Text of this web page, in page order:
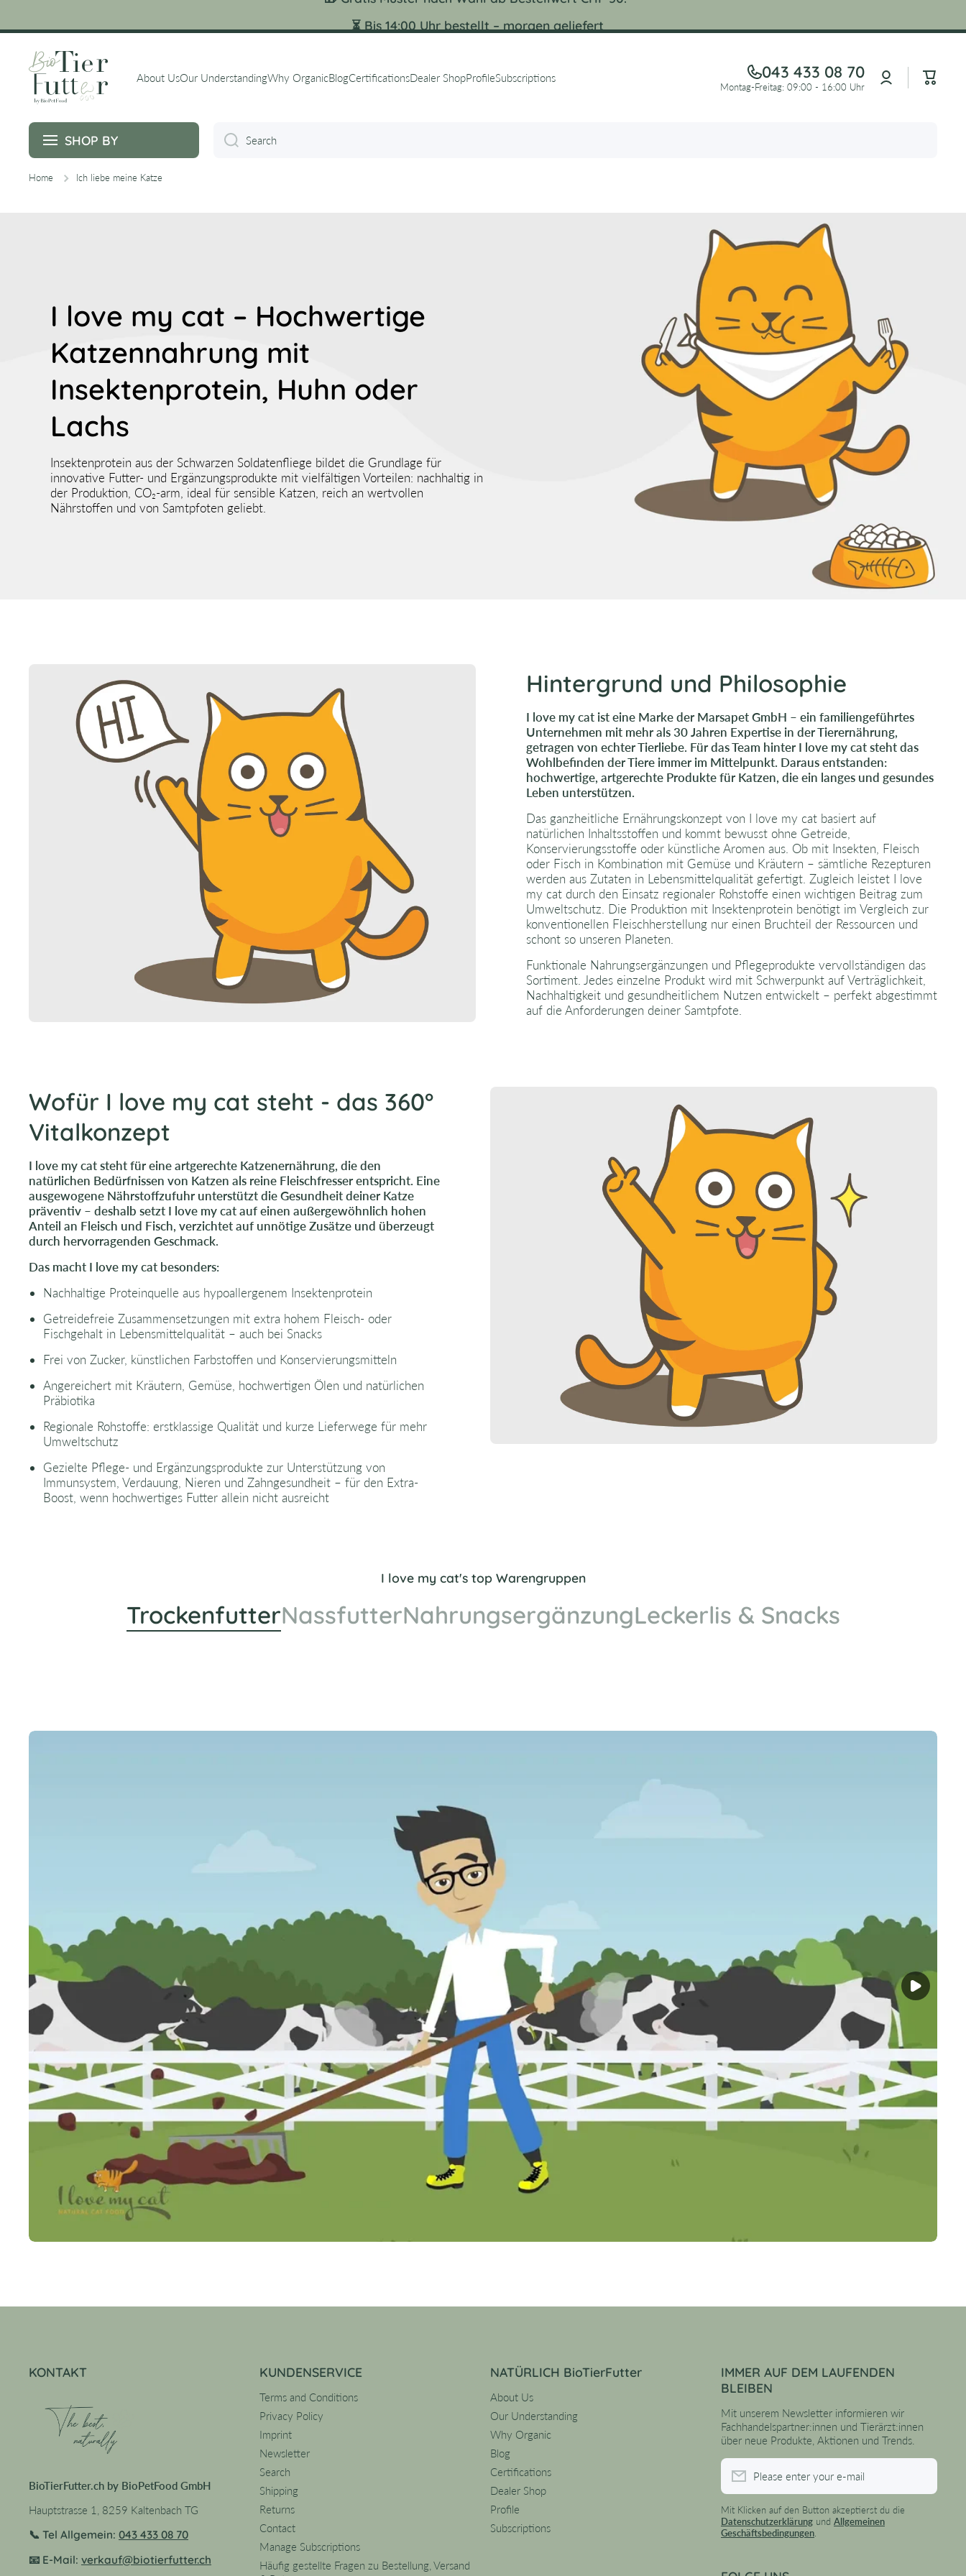
About UsOur UnderstandingWhy OrganicBlogCertificationsDealer ShopProfileSubscriptions 043 433 08 70
Montag-Freitag: 09:00 - 16:00 Uhr
Log
in
Cart
SHOP BY Search
Home Ich liebe meine Katze
I love my cat – Hochwertige
Katzennahrung mit
Insektenprotein, Huhn oder
Lachs
Insektenprotein aus der Schwarzen Soldatenfliege bildet die Grundlage für
innovative Futter- und Ergänzungsprodukte mit vielfältigen Vorteilen: nachhaltig in
der Produktion, CO₂-arm, ideal für sensible Katzen, reich an wertvollen
Nährstoffen und von Samtpfoten geliebt.
Hintergrund und Philosophie
I love my cat ist eine Marke der Marsapet GmbH – ein familiengeführtes
Unternehmen mit mehr als 30 Jahren Expertise in der Tierernährung,
getragen von echter Tierliebe. Für das Team hinter I love my cat steht das
Wohlbefinden der Tiere immer im Mittelpunkt. Daraus entstanden:
hochwertige, artgerechte Produkte für Katzen, die ein langes und gesundes
Leben unterstützen.
Das ganzheitliche Ernährungskonzept von I love my cat basiert auf
natürlichen Inhaltsstoffen und kommt bewusst ohne Getreide,
Konservierungsstoffe oder künstliche Aromen aus. Ob mit Insekten, Fleisch
oder Fisch in Kombination mit Gemüse und Kräutern – sämtliche Rezepturen
werden aus Zutaten in Lebensmittelqualität gefertigt. Zugleich leistet I love
my cat durch den Einsatz regionaler Rohstoffe einen wichtigen Beitrag zum
Umweltschutz. Die Produktion mit Insektenprotein benötigt im Vergleich zur
konventionellen Fleischherstellung nur einen Bruchteil der Ressourcen und
schont so unseren Planeten.
Funktionale Nahrungsergänzungen und Pflegeprodukte vervollständigen das
Sortiment. Jedes einzelne Produkt wird mit Schwerpunkt auf Verträglichkeit,
Nachhaltigkeit und gesundheitlichem Nutzen entwickelt – perfekt abgestimmt
auf die Anforderungen deiner Samtpfote.
Wofür I love my cat steht - das 360°
Vitalkonzept
I love my cat steht für eine artgerechte Katzenernährung, die den
natürlichen Bedürfnissen von Katzen als reine Fleischfresser entspricht. Eine
ausgewogene Nährstoffzufuhr unterstützt die Gesundheit deiner Katze
präventiv – deshalb setzt I love my cat auf einen außergewöhnlich hohen
Anteil an Fleisch und Fisch, verzichtet auf unnötige Zusätze und überzeugt
durch hervorragenden Geschmack.
Das macht I love my cat besonders:
Nachhaltige Proteinquelle aus hypoallergenem Insektenprotein
Getreidefreie Zusammensetzungen mit extra hohem Fleisch- oder
Fischgehalt in Lebensmittelqualität – auch bei Snacks
Frei von Zucker, künstlichen Farbstoffen und Konservierungsmitteln
Angereichert mit Kräutern, Gemüse, hochwertigen Ölen und natürlichen
Präbiotika
Regionale Rohstoffe: erstklassige Qualität und kurze Lieferwege für mehr
Umweltschutz
Gezielte Pflege- und Ergänzungsprodukte zur Unterstützung von
Immunsystem, Verdauung, Nieren und Zahngesundheit – für den Extra-
Boost, wenn hochwertiges Futter allein nicht ausreicht
I love my cat's top Warengruppen
TrockenfutterNassfutterNahrungsergänzungLeckerlis & Snacks
KONTAKT
BioTierFutter.ch by BioPetFood GmbH
Hauptstrasse 1, 8259 Kaltenbach TG
📞 Tel Allgemein: 043 433 08 70
📧 E-Mail: verkauf@biotierfutter.ch
KUNDENSERVICE
Terms and Conditions
Privacy Policy
Imprint
Newsletter
Search
Shipping
Returns
Contact
Manage Subscriptions
Häufig gestellte Fragen zu Bestellung, Versand
NATÜRLICH BioTierFutter
About Us
Our Understanding
Why Organic
Blog
Certifications
Dealer Shop
Profile
Subscriptions
IMMER AUF DEM LAUFENDEN
BLEIBEN
Mit unserem Newsletter informieren wir
Fachhandelspartner:innen und Tierärzt:innen
über neue Produkte, Aktionen und Trends.
Please enter your e-mail
Mit Klicken auf den Button akzeptierst du die
Datenschutzerklärung und Allgemeinen
Geschäftsbedingungen